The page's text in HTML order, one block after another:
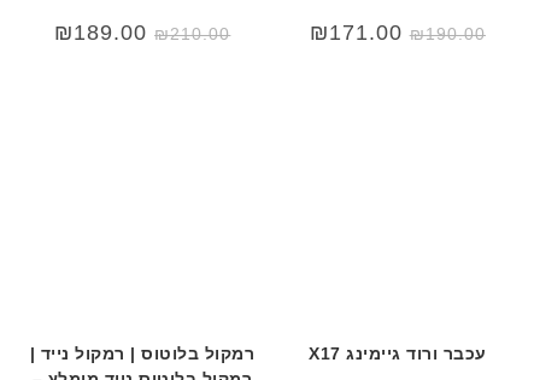
₪190.00
₪171.00
₪210.00
₪189.00
עכבר ורוד גיימינג X17
רמקול בלוטוס | רמקול נייד |